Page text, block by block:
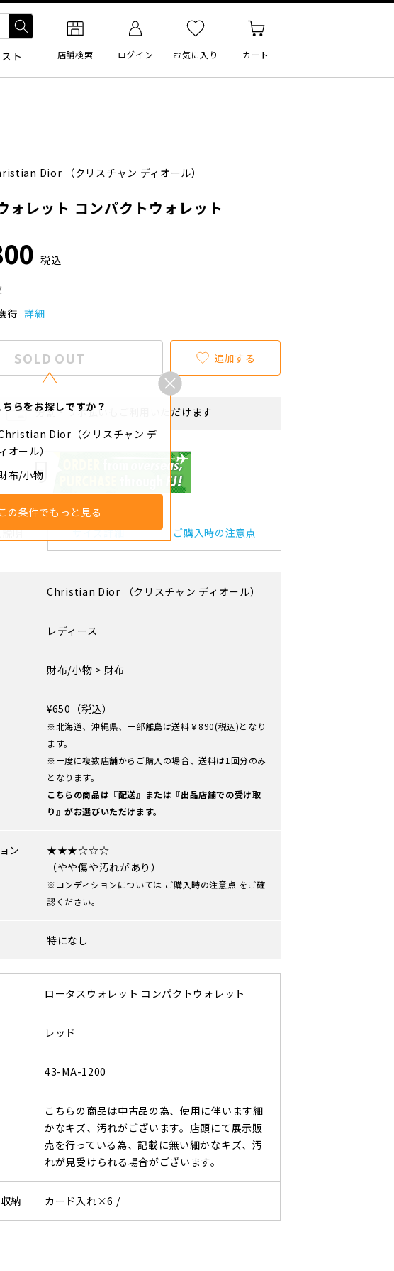
ト 店舗検索 ログイン お気に入り カート
Dior （クリスチャン ディオール）
ォレット コンパクトウォレット
税込
得 詳細
SOLD OUT
ちらをお探しですか？
Dior（クリスチャン デ
ィオール）
布/小物
この条件でもっと見る
追加する
分割・リボ払いもご利用いただけます
明 サイズ詳細 ご購入時の注意点
Christian Dior （クリスチャン ディオール）
レディース
財布/小物 > 財布
¥650（税込）
※北海道、沖縄県、一部離島は送料￥890(税込)となり
ます。
※一度に複数店舗からご購入の場合、送料は1回分のみ
となります。
こちらの商品は『配送』または『出品店舗での受け取
り』がお選びいただけます。
ン
★★★☆☆☆
（やや傷や汚れがあり）
※コンディションについては ご購入時の注意点 をご確
認ください。
特になし
ロータスウォレット コンパクトウォレット
レッド
43-MA-1200
こちらの商品は中古品の為、使用に伴います細
かなキズ、汚れがございます。店頭にて展示販
売を行っている為、記載に無い細かなキズ、汚
れが見受けられる場合がございます。
納 カード入れ×6 /